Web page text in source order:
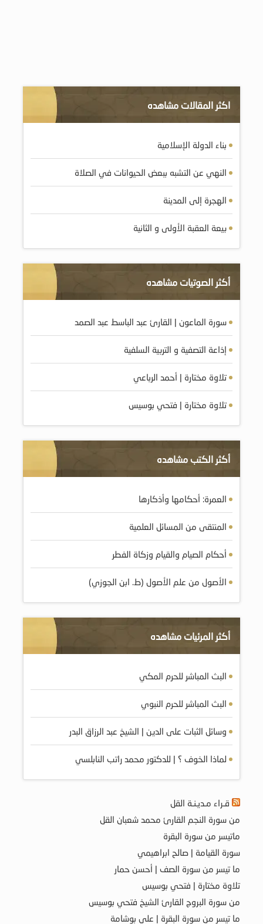
اكثر المقالات مشاهده
بناء الدولة الإسلامية
النهي عن التشبه ببعض الحيوانات في الصلاة
الهجرة إلى المدينة
بيعة العقبة الأولى و الثانية
أكثر الصوتيات مشاهده
سورة الماعون | القارئ عبد الباسط عبد الصمد
إذاعة التصفية و التربية السلفية
تلاوة مختارة | أحمد الرباعي
تلاوة مختارة | فتحي بوسيس
أكثر الكتب مشاهده
العمرة: أحكامها وأذكارها
المنتقى من المسائل العلمية
أحكام الصيام والقيام وزكاة الفطر
الأصول من علم الأصول (ط. ابن الجوزي)
أكثر المرئيات مشاهده
البث المباشر للحرم المكي
البث المباشر للحرم النبوي
وسائل الثبات على الدين | الشيخ عبد الرزاق البدر
لماذا الخوف ؟ | للدكتور محمد راتب النابلسي
قـراء مـديـنـة القل
من سورة النجم القارئ محمد شعبان القل
ماتيسر من سورة البقرة
سورة القيامة | صالح ابراهيمي
ما تيسر من سورة الصف | أحسن حمار
تلاوة مختارة | فتحي بوسيس
من سورة البروج القارئ الشيخ فتحي بوسيس
ما تيسر من سورة البقرة | علي بوشامة